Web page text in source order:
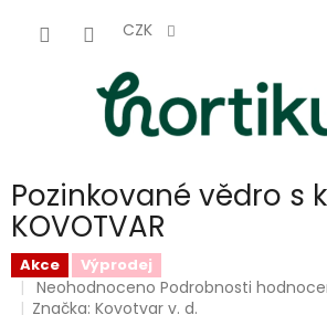
CZK
Pozinkované vědro s
KOVOTVAR
Akce Výprodej
Průměrné
hodnocení
Neohodnoceno Podrobnosti
Značka:Kovotvar v. d.